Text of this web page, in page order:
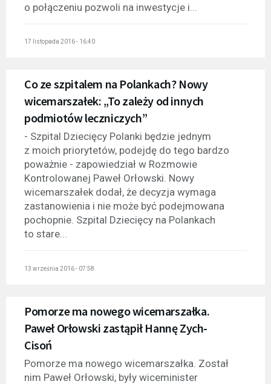
o połączeniu pozwoli na inwestycje i...
17 listopada 2016 - 16:40
Co ze szpitalem na Polankach? Nowy
wicemarszałek: „To zależy od innych
podmiotów leczniczych”
- Szpital Dziecięcy Polanki będzie jednym
z moich priorytetów, podejdę do tego bardzo
poważnie - zapowiedział w Rozmowie
Kontrolowanej Paweł Orłowski. Nowy
wicemarszałek dodał, że decyzja wymaga
zastanowienia i nie może być podejmowana
pochopnie. Szpital Dziecięcy na Polankach
to stare...
13 września 2016 - 07:58
Pomorze ma nowego wicemarszałka.
Paweł Orłowski zastąpił Hannę Zych-
Cisoń
Pomorze ma nowego wicemarszałka. Został
nim Paweł Orłowski, były wiceminister